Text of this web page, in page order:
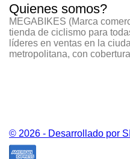
Quienes somos?
MEGABIKES (Marca
tienda de ciclismo para
líderes en ventas en la
metropolitana, con
© 2026 - Desarrollado por